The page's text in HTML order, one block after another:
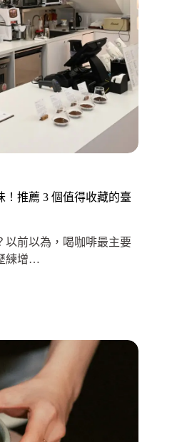
！推薦 3 個值得收藏的臺
以前以為，喝咖啡最主要
練增…